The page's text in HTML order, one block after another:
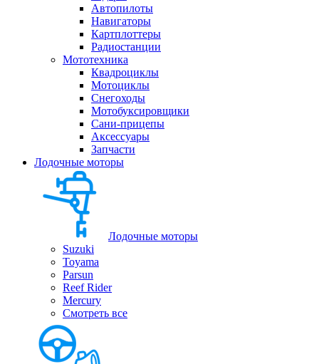
Автопилоты
Навигаторы
Картплоттеры
Радиостанции
Мототехника
Квадроциклы
Мотоциклы
Снегоходы
Мотобуксировщики
Сани-прицепы
Аксессуары
Запчасти
Лодочные моторы
Лодочные моторы
Suzuki
Toyama
Parsun
Reef Rider
Mercury
Смотреть все